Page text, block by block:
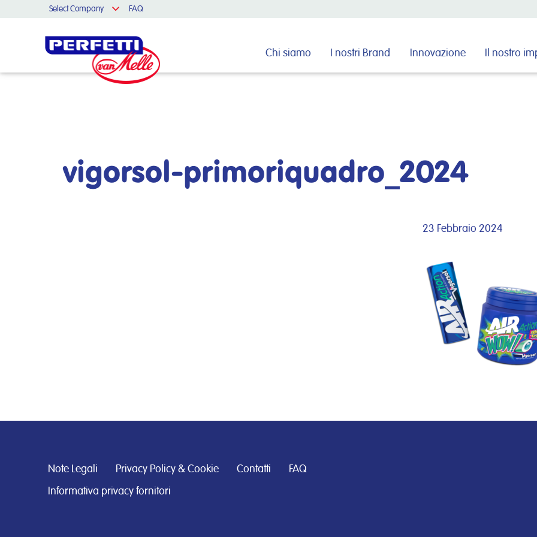
Select Company FAQ
Chi siamo I nostri Brand Innovazione Il nostro
Cerca nel sito
vigorsol-primoriquadro_2024
23 Febbraio 2024
Note Legali Privacy Policy & Cookie Contatti FAQ
Informativa privacy fornitori